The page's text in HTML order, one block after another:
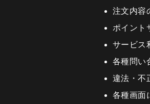
注文内容
ポイント
サービス
各種問い
違法・不
各種画面